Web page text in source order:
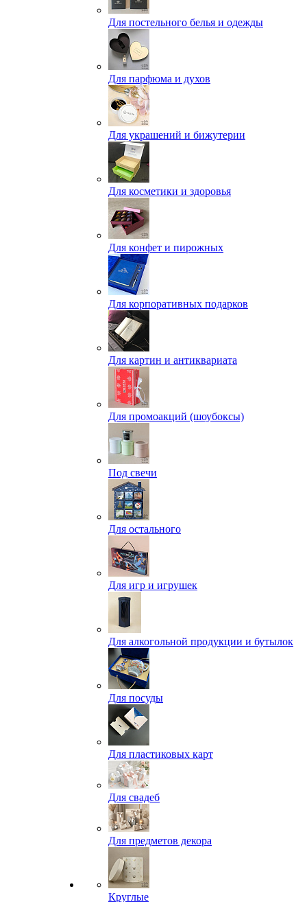
Для постельного белья и одежды
Для парфюма и духов
Для украшений и бижутерии
Для косметики и здоровья
Для конфет и пирожных
Для корпоративных подарков
Для картин и антиквариата
Для промоакций (шоубоксы)
Под свечи
Для остального
Для игр и игрушек
Для алкогольной продукции и бутылок
Для посуды
Для пластиковых карт
Для свадеб
Для предметов декора
Круглые